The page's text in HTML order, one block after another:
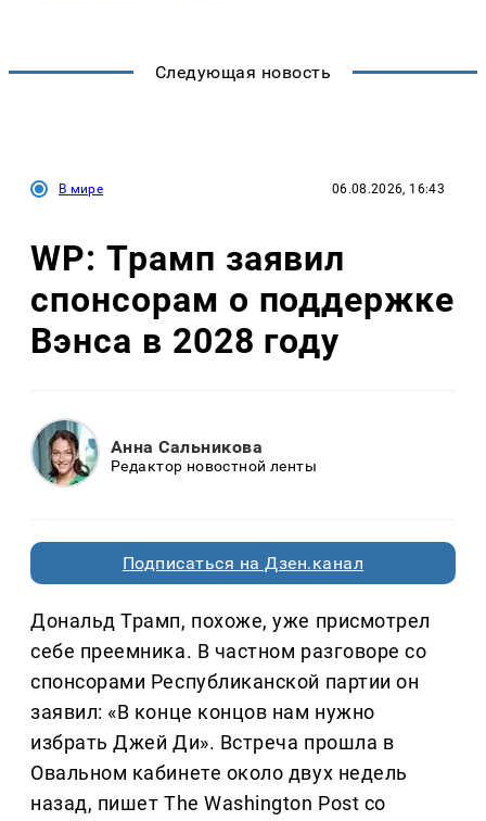
Следующая новость
В мире 06.08.2026, 16:43
WP: Трамп заявил
спонсорам о поддержке
Вэнса в 2028 году
Анна Сальникова
Редактор новостной ленты
Подписаться на Дзен.канал
Дональд Трамп, похоже, уже присмотрел
себе преемника. В частном разговоре со
спонсорами Республиканской партии он
заявил: «В конце концов нам нужно
избрать Джей Ди». Встреча прошла в
Овальном кабинете около двух недель
назад, пишет The Washington Post со